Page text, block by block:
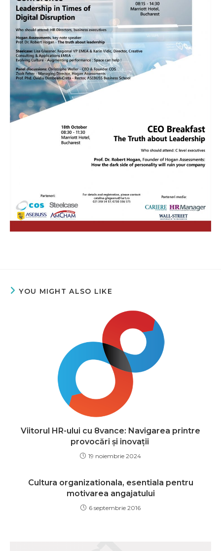
YOU MIGHT ALSO LIKE
Viitorul HR-ului cu 8vance: Navigarea printre
provocări și inovații
19 noiembrie 2024
Cultura organizationala, esentiala pentru
motivarea angajatului
6 septembrie 2016